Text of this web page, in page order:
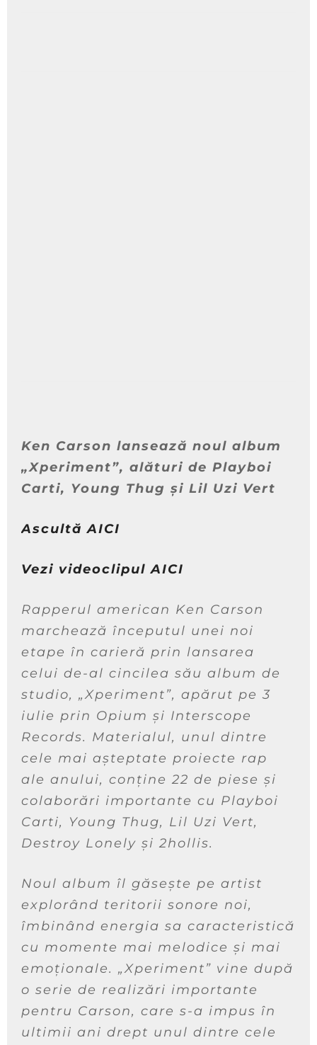
Ken Carson lansează noul album
„Xperiment”, alături de Playboi
Carti, Young Thug și Lil Uzi Vert
Ascultă AICI
Vezi videoclipul AICI
Rapperul american Ken Carson
marchează începutul unei noi
etape în carieră prin lansarea
celui de-al cincilea său album de
studio, „Xperiment”, apărut pe 3
iulie prin Opium și Interscope
Records. Materialul, unul dintre
cele mai așteptate proiecte rap
ale anului, conține 22 de piese și
colaborări importante cu Playboi
Carti, Young Thug, Lil Uzi Vert,
Destroy Lonely și 2hollis.
Noul album îl găsește pe artist
explorând teritorii sonore noi,
îmbinând energia sa caracteristică
cu momente mai melodice și mai
emoționale. „Xperiment” vine după
o serie de realizări importante
pentru Carson, care s-a impus în
ultimii ani drept unul dintre cele